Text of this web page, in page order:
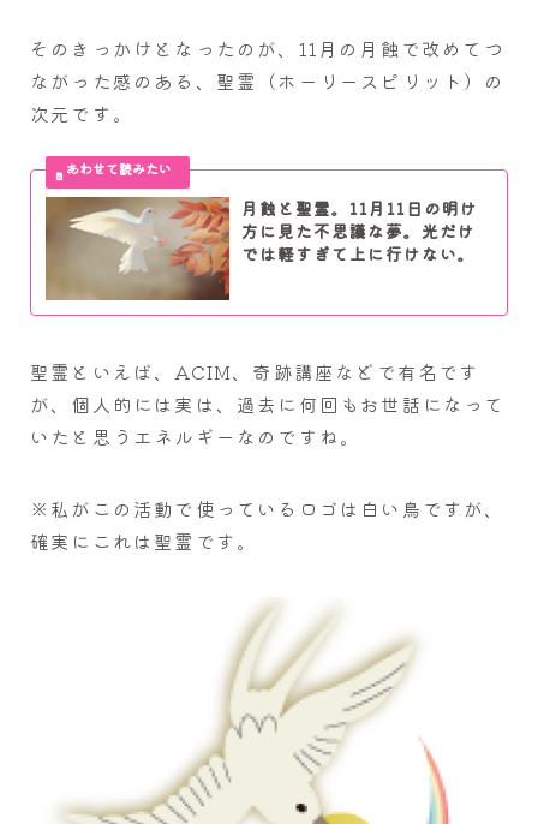
そのきっかけとなったのが、11月の月蝕で改めてつ
ながった感のある、聖霊（ホーリースピリット）の
次元です。
月蝕と聖霊。11月11日の明け
方に見た不思議な夢。光だけ
では軽すぎて上に行けない。
聖霊といえば、ACIM、奇跡講座などで有名です
が、個人的には実は、過去に何回もお世話になって
いたと思うエネルギーなのですね。
※私がこの活動で使っているロゴは白い鳥ですが、
確実にこれは聖霊です。